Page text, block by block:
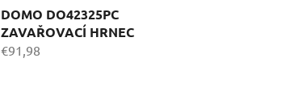
DOMO DO42325PC
ZAVAŘOVACÍ HRNEC
€91,98